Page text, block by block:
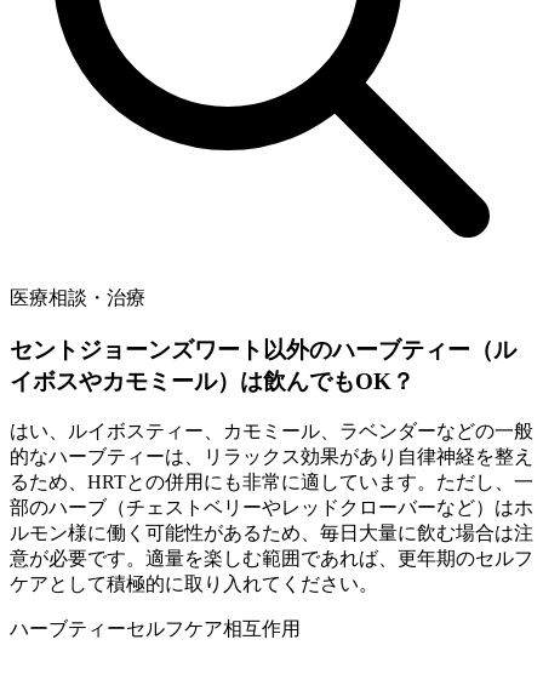
医療相談・治療
セントジョーンズワート以外のハーブティー（ル
イボスやカモミール）は飲んでもOK？
はい、ルイボスティー、カモミール、ラベンダーなどの一般
的なハーブティーは、リラックス効果があり自律神経を整え
るため、HRTとの併用にも非常に適しています。ただし、一
部のハーブ（チェストベリーやレッドクローバーなど）はホ
ルモン様に働く可能性があるため、毎日大量に飲む場合は注
意が必要です。適量を楽しむ範囲であれば、更年期のセルフ
ケアとして積極的に取り入れてください。
ハーブティーセルフケア相互作用